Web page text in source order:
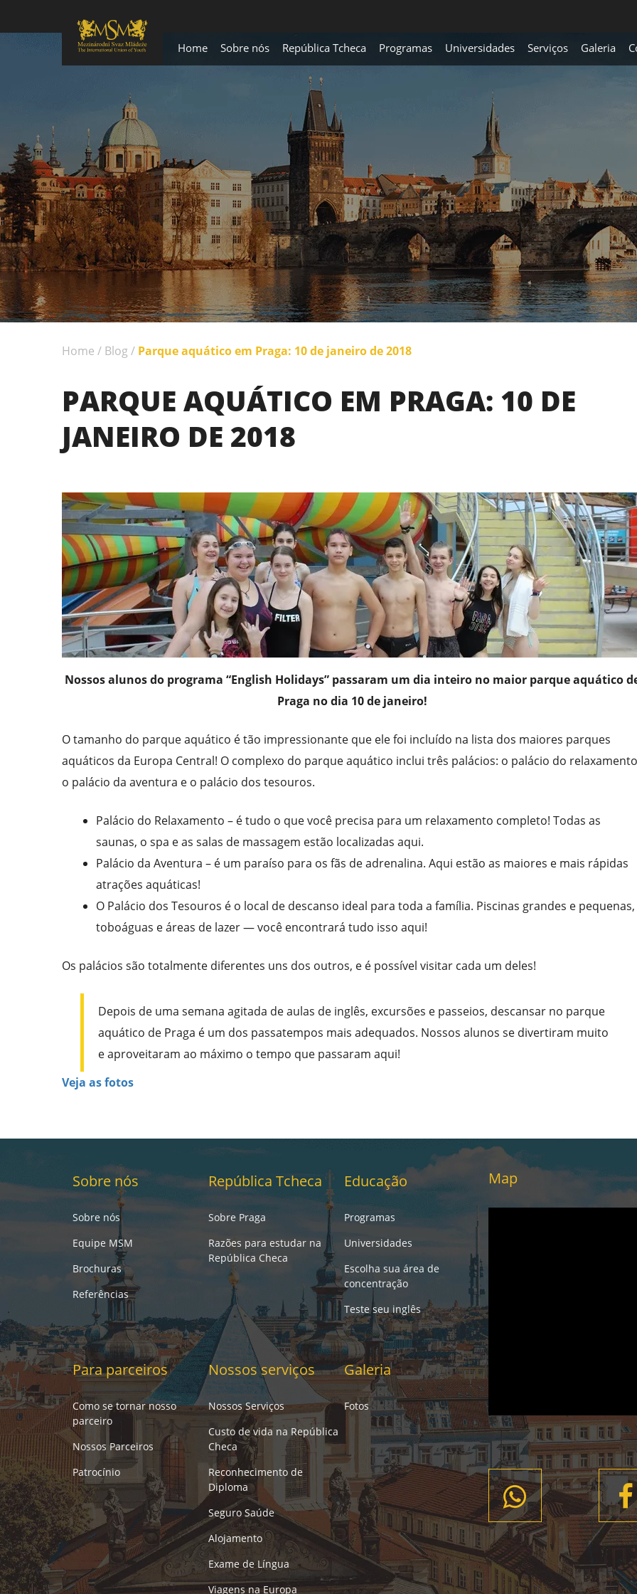
Home Sobre nós República Tcheca Programas Universidades Serviços Galeria
Home / Blog / Parque aquático em Praga: 10 de janeiro de 2018
PARQUE AQUÁTICO EM PRAGA: 10 DE
JANEIRO DE 2018
Nossos alunos do programa “English Holidays” passaram um dia inteiro no maior parque aquático
Praga no dia 10 de janeiro!
O tamanho do parque aquático é tão impressionante que ele foi incluído na lista dos maiores parques
aquáticos da Europa Central! O complexo do parque aquático inclui três palácios: o palácio do
o palácio da aventura e o palácio dos tesouros.
Palácio do Relaxamento – é tudo o que você precisa para um relaxamento completo! Todas as
saunas, o spa e as salas de massagem estão localizadas aqui.
Palácio da Aventura – é um paraíso para os fãs de adrenalina. Aqui estão as maiores e mais rápidas
atrações aquáticas!
O Palácio dos Tesouros é o local de descanso ideal para toda a família. Piscinas grandes e pequenas,
toboáguas e áreas de lazer — você encontrará tudo isso aqui!
Os palácios são totalmente diferentes uns dos outros, e é possível visitar cada um deles!
Depois de uma semana agitada de aulas de inglês, excursões e passeios, descansar no parque
aquático de Praga é um dos passatempos mais adequados. Nossos alunos se divertiram muito
e aproveitaram ao máximo o tempo que passaram aqui!
Veja as fotos
Sobre nós
Sobre nós
Equipe MSM
Brochuras
Referências
República Tcheca
Sobre Praga
Razões para estudar na
República Checa
Educação
Programas
Universidades
Escolha sua área de
concentração
Teste seu inglês
Para parceiros
Como se tornar nosso
parceiro
Nossos Parceiros
Patrocínio
Nossos serviços
Nossos Serviços
Custo de vida na República
Checa
Reconhecimento de
Diploma
Seguro Saúde
Alojamento
Exame de Língua
Viagens na Europa
Galeria
Fotos
Map